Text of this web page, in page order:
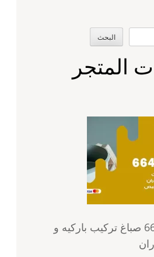
البحث
المتجر
صباغ تيماء 66405052 صباغ تركيب باركيه و